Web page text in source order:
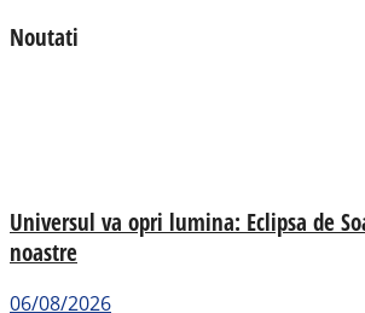
Noutati
Universul va opri lumina: Eclipsa de
noastre
06/08/2026